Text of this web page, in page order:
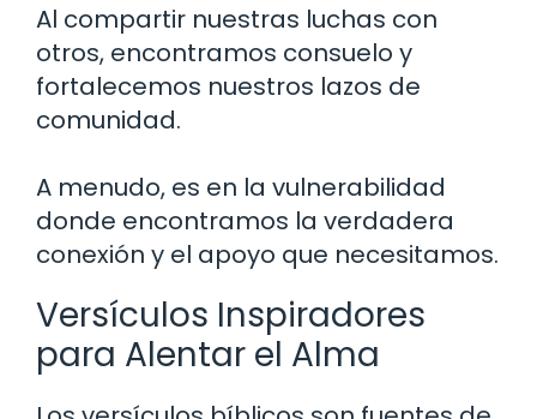
Al compartir nuestras luchas con
otros, encontramos consuelo y
fortalecemos nuestros lazos de
comunidad.
A menudo, es en la vulnerabilidad
donde encontramos la verdadera
conexión y el apoyo que necesitamos.
Versículos Inspiradores
para Alentar el Alma